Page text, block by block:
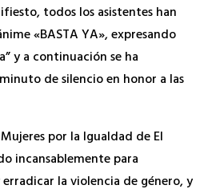
todos los asistentes han
«BASTA YA», expresando
y a continuación se ha
de silencio en honor a las
por la Igualdad de El
incansablemente para
la violencia de género, y